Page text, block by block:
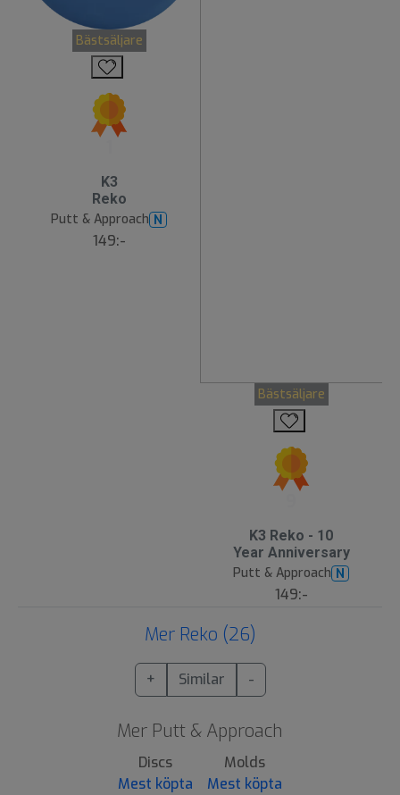
Bästsäljare
K3
Reko
Putt & Approach N
149:-
Bästsäljare
K3 Reko - 10
Year Anniversary
Putt & Approach N
149:-
Mer Reko (26)
+ Similar -
Mer Putt & Approach
Discs
Mest köpta
Molds
Mest köpta